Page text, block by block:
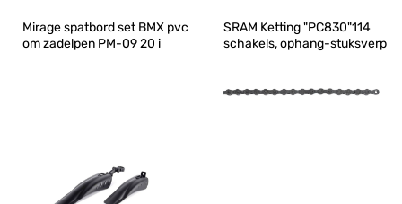
Mirage spatbord set BMX pvc
om zadelpen PM-09 20 i
SRAM Ketting "PC830"114
schakels, ophang-stuksverp